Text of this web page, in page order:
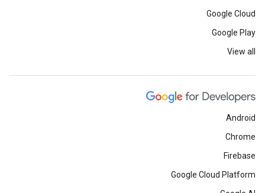
Google Cloud
Google Play
View all
Android
Chrome
Firebase
Google Cloud Platform